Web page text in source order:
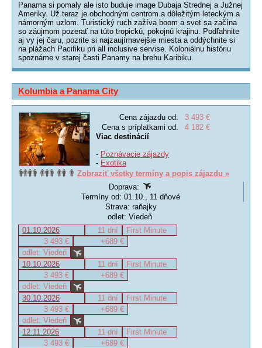
Panama si pomaly ale isto buduje image Dubaja Strednej a Južnej
Ameriky. Už teraz je obchodným centrom a dôležitým leteckým a
námorným uzlom. Turistický ruch zažíva boom a svet sa začína
so záujmom pozerať na túto tropickú, pokojnú krajinu. Podľahnite
aj vy jej čaru, pozrite si najzaujímavejšie miesta a oddýchnite si
na plážach Pacifiku pri all inclusive servise. Koloniálnu históriu
spoznáme v starej časti Panamy na brehu Karibiku.
Kolumbia a Panama City
Cena zájazdu od:
3 493 €
Cena s príplatkami od:
4 182 €
Viac destinácií
- Poznávacie zájazdy
- Exotika
Zobraziť všetky termíny a popis zájazdu »
Doprava:
Termíny od: 01.10., 11 dňové
Strava: raňajky
odlet: Viedeň
01.10.2026
11 dní
First Minute
3 493 €
+689 €
odlet: Viedeň
10.10.2026
11 dní
First Minute
3 493 €
+689 €
odlet: Viedeň
30.10.2026
11 dní
First Minute
3 493 €
+689 €
odlet: Viedeň
12.11.2026
11 dní
First Minute
3 493 €
+689 €